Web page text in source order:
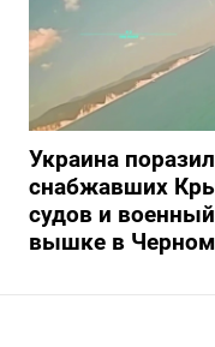
Украина
снабжавших
судов и
вышке в